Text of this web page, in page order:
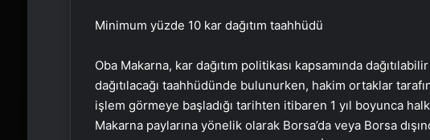
Minimum yüzde 10 kar dağıtım taahhüdü
Oba Makarna, kar dağıtım politikası kapsamında
dağıtılacağı taahhüdünde bulunurken, hakim ortaklar
işlem görmeye başladığı tarihten itibaren 1 yıl boyunca
Makarna paylarına yönelik olarak Borsa’da veya Borsa